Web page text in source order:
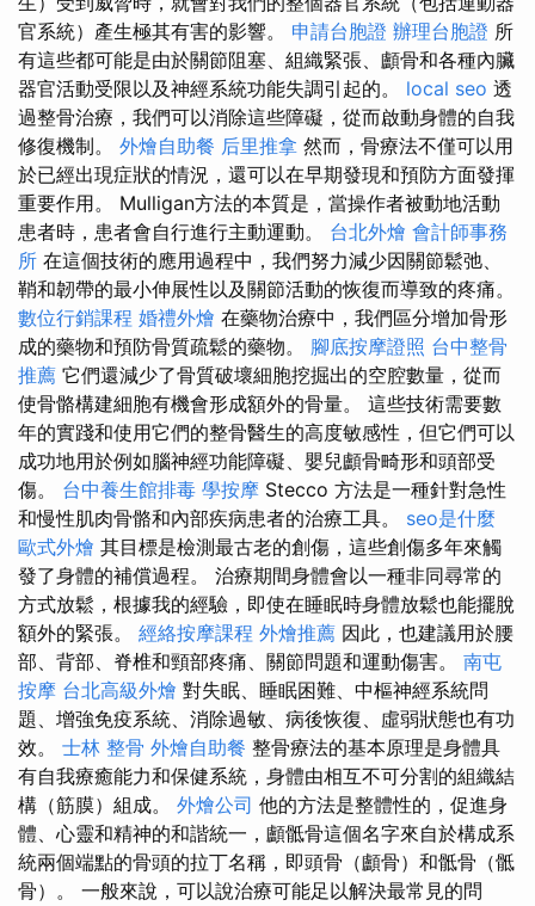
官系統）產生極其有害的影響。 申請台胞證 辦理台胞證 所
有這些都可能是由於關節阻塞、組織緊張、顱骨和各種內臟
器官活動受限以及神經系統功能失調引起的。 local seo 透
過整骨治療，我們可以消除這些障礙，從而啟動身體的自我
修復機制。 外燴自助餐 后里推拿 然而，骨療法不僅可以用
於已經出現症狀的情況，還可以在早期發現和預防方面發揮
重要作用。 Mulligan方法的本質是，當操作者被動地活動
患者時，患者會自行進行主動運動。 台北外燴 會計師事務
所 在這個技術的應用過程中，我們努力減少因關節鬆弛、
鞘和韌帶的最小伸展性以及關節活動的恢復而導致的疼痛。
數位行銷課程 婚禮外燴 在藥物治療中，我們區分增加骨形
成的藥物和預防骨質疏鬆的藥物。 腳底按摩證照 台中整骨
推薦 它們還減少了骨質破壞細胞挖掘出的空腔數量，從而
使骨骼構建細胞有機會形成額外的骨量。 這些技術需要數
年的實踐和使用它們的整骨醫生的高度敏感性，但它們可以
成功地用於例如腦神經功能障礙、嬰兒顱骨畸形和頭部受
傷。 台中養生館排毒 學按摩 Stecco 方法是一種針對急性
和慢性肌肉骨骼和內部疾病患者的治療工具。 seo是什麼
歐式外燴 其目標是檢測最古老的創傷，這些創傷多年來觸
發了身體的補償過程。 治療期間身體會以一種非同尋常的
方式放鬆，根據我的經驗，即使在睡眠時身體放鬆也能擺脫
額外的緊張。 經絡按摩課程 外燴推薦 因此，也建議用於腰
部、背部、脊椎和頸部疼痛、關節問題和運動傷害。 南屯
按摩 台北高級外燴 對失眠、睡眠困難、中樞神經系統問
題、增強免疫系統、消除過敏、病後恢復、虛弱狀態也有功
效。 士林 整骨 外燴自助餐 整骨療法的基本原理是身體具
有自我療癒能力和保健系統，身體由相互不可分割的組織結
構（筋膜）組成。 外燴公司 他的方法是整體性的，促進身
體、心靈和精神的和諧統一，顱骶骨這個名字來自於構成系
統兩個端點的骨頭的拉丁名稱，即頭骨（顱骨）和骶骨（骶
骨）。 一般來說，可以說治療可能足以解決最常見的問